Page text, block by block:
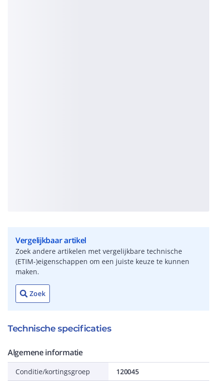
Vergelijkbaar artikel
Zoek andere artikelen met vergelijkbare technische
(ETIM-)eigenschappen om een juiste keuze te kunnen
maken.
Zoek
Technische specificaties
Algemene informatie
Conditie/kortingsgroep 120045